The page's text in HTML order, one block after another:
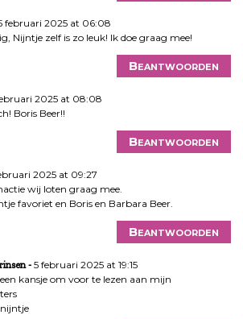
februari 2025 at 06:08
Nijntje zelf is zo leuk! Ik doe graag mee!
Beantwoorden
2025 at 08:08
Boris Beer!!
Beantwoorden
2025 at 09:27
wij loten graag mee.
favoriet en Boris en Barbara Beer.
Beantwoorden
5 februari 2025 at 19:15
kansje om voor te lezen aan mijn